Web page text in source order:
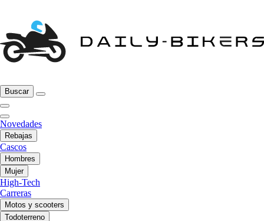
Buscar
Novedades
Rebajas
Cascos
Hombres
Mujer
High-Tech
Carreras
Motos y scooters
Todoterreno